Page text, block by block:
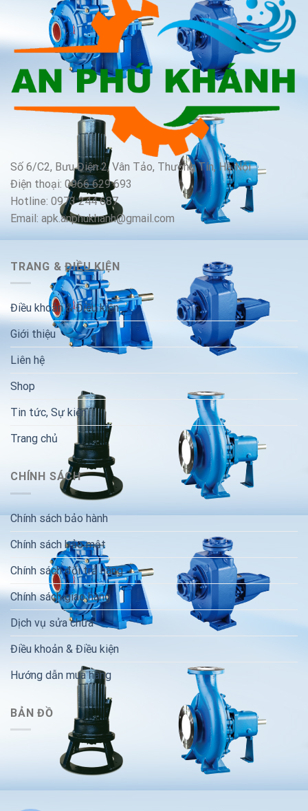
Số 6/C2, Bưu Điện 2, Vân Tảo, Thường Tín, Hà Nội
Điện thoại: 0966 629 693
Hotline: 0973 244 687
Email: apk.anphukhanh@gmail.com
TRANG & ĐIỀU KIỆN
Điều khoản & Điều kiện
Giới thiệu
Liên hệ
Shop
Tin tức, Sự kiện
Trang chủ
CHÍNH SÁCH
Chính sách bảo hành
Chính sách bảo mật
Chính sách đổi trả hàng
Chính sách giao hàng
Dịch vụ sửa chữa
Điều khoản & Điều kiện
Hướng dẫn mua hàng
BẢN ĐỒ